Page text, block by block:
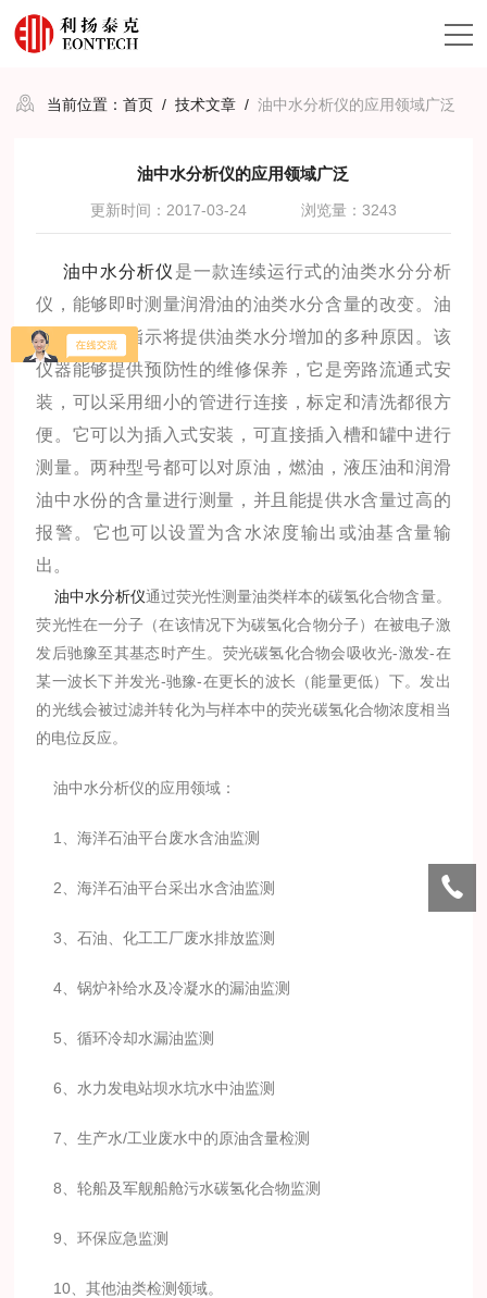
当前位置：首页 /技术文章 /油中水分析仪的应用领域广泛
油中水分析仪的应用领域广泛
更新时间：2017-03-24 浏览量：3243
油中水分析仪 是一款连续运行式的油类水分分析
仪，能够即时测量润滑油的油类水分含量的改变。油
类水分趋势指示将提供油类水分增加的多种原因。该
仪器能够提供预防性的维修保养，它是旁路流通式安
装，可以采用细小的管进行连接，标定和清洗都很方
便。它可以为插入式安装，可直接插入槽和罐中进行
测量。两种型号都可以对原油，燃油，液压油和润滑
油中水份的含量进行测量，并且能提供水含量过高的
报警。它也可以设置为含水浓度输出或油基含量输
出。
油中水分析仪通过荧光性测量油类样本的碳氢化合物含量。
荧光性在一分子（在该情况下为碳氢化合物分子）在被电子激
发后驰豫至其基态时产生。荧光碳氢化合物会吸收光-激发-在
某一波长下并发光-驰豫-在更长的波长（能量更低）下。发出
的光线会被过滤并转化为与样本中的荧光碳氢化合物浓度相当
的电位反应。
油中水分析仪的应用领域：
1、海洋石油平台废水含油监测
2、海洋石油平台采出水含油监测
3、石油、化工工厂废水排放监测
4、锅炉补给水及冷凝水的漏油监测
5、循环冷却水漏油监测
6、水力发电站坝水坑水中油监测
7、生产水/工业废水中的原油含量检测
8、轮船及军舰船舱污水碳氢化合物监测
9、环保应急监测
10、其他油类检测领域。